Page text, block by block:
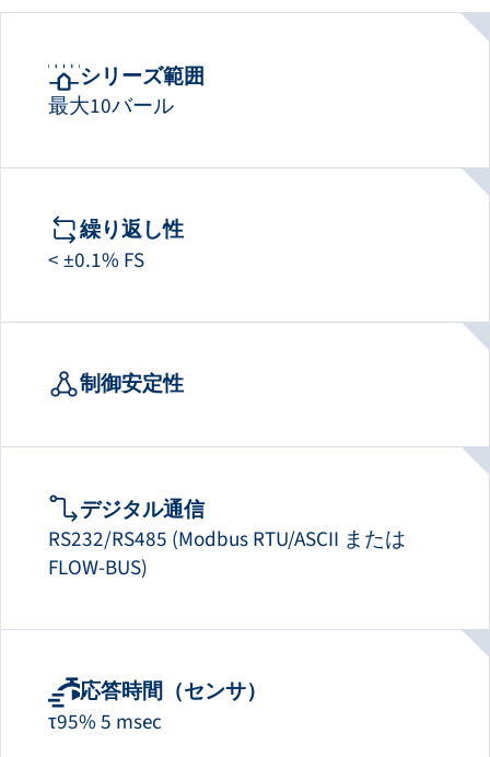
シリーズ範囲
最大10バール
繰り返し性
< ±0.1% FS
制御安定性
デジタル通信
RS232/RS485 (Modbus RTU/ASCII または
FLOW-BUS)
応答時間（センサ）
τ95% 5 msec